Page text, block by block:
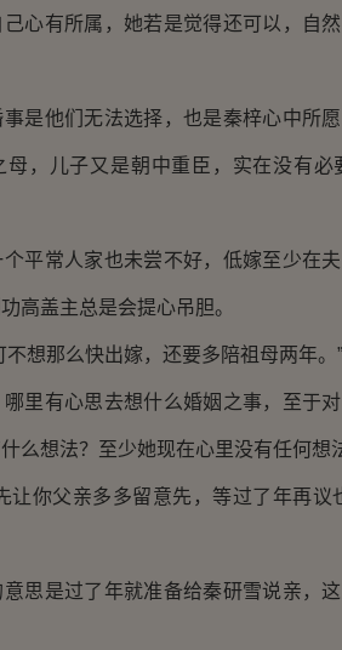
有所属，她若是觉得还可以，自然
他们无法选择，也是秦梓心中所愿
母，儿子又是朝中重臣，实在没有
常人家也未尝不好，低嫁至少在夫
高盖主总是会提心吊胆。
那么快出嫁，还要多陪祖母两年。”
有心思去想什么婚姻之事，至于对
么想法？至少她现在心里没有任何想
你父亲多多留意先，等过了年再议
是过了年就准备给秦研雪说亲，这